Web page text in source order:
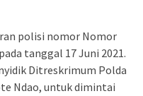
polisi nomor Nomor
tanggal 17 Juni 2021.
Ditreskrimum Polda
Ndao, untuk dimintai